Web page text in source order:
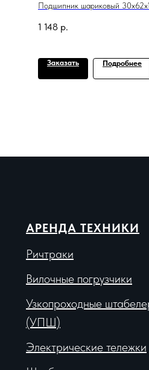
Подшипник шариковый
1 148 р.
Заказать Подробнее
АРЕНДА ТЕХНИКИ
Ричтраки
Вилочные погрузчики
Узкопроходные
(УПШ)
Электрические тележки